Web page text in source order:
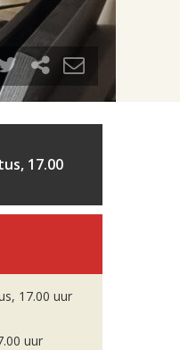
17.00
17.00 uur
uur